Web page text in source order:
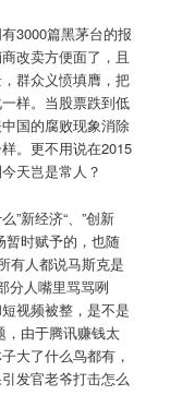
3000篇黑茅台的报
改卖方便面了，且
群众义愤填膺，把
样。当股票跌到低
国的腐败现象消除
。更不用说在2015
天岂是常人？
”新经济“、”创新
暂时赋予的，也随
有人都说马斯克是
分人嘴里骂骂咧
视频被整，是不是
，由于腾讯赚钱太
大了什么鸟都有，
发官老爷打击怎么